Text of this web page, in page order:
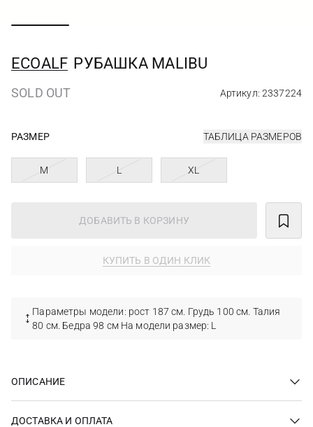
ECOALF РУБАШКА MALIBU
SOLD OUT Артикул: 2337224
РАЗМЕР ТАБЛИЦА РАЗМЕРОВ
M L XL
ДОБАВИТЬ В КОРЗИНУ
КУПИТЬ В ОДИН КЛИК
Параметры модели: рост 187 см. Грудь 100 см. Талия
80 см. Бедра 98 см На модели размер: L
ОПИСАНИЕ
ДОСТАВКА И ОПЛАТА